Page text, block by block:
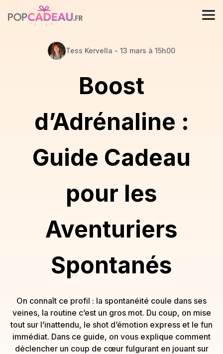
Tess Kervella - 13 mars à 15h00
Boost
d’Adrénaline :
Guide Cadeau
pour les
Aventuriers
Spontanés
On connaît ce profil : la spontanéité coule dans ses
veines, la routine c’est un gros mot. Du coup, on mise
tout sur l’inattendu, le shot d’émotion express et le fun
immédiat. Dans ce guide, on vous explique comment
déclencher un coup de cœur fulgurant en jouant sur